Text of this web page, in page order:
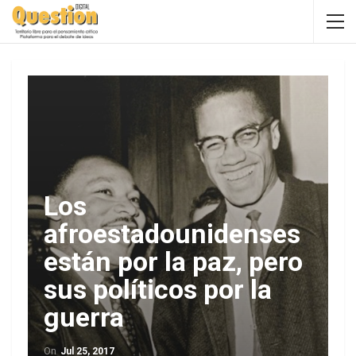
Los
afroestadounidenses
están por la paz, pero
sus políticos por la
guerra
On Jul 25, 2017